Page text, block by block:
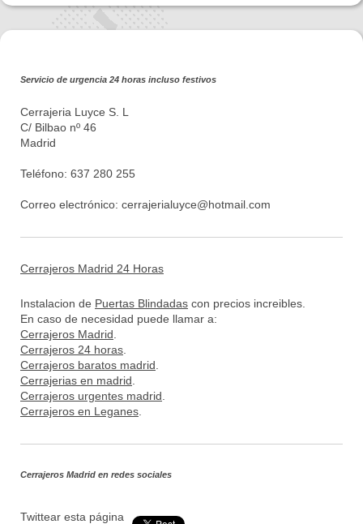
Servicio de urgencia 24 horas incluso festivos
Cerrajeria Luyce S. L
C/ Bilbao nº 46
Madrid
Teléfono: 637 280 255
Correo electrónico: cerrajerialuyce@hotmail.com
Cerrajeros Madrid 24 Horas
Instalacion de Puertas Blindadas con precios increibles.
En caso de necesidad puede llamar a:
Cerrajeros Madrid
Cerrajeros 24 horas
Cerrajeros baratos madrid
Cerrajerias en madrid
Cerrajeros urgentes madrid
Cerrajeros en Leganes
Cerrajeros Madrid en redes sociales
Twittear esta página